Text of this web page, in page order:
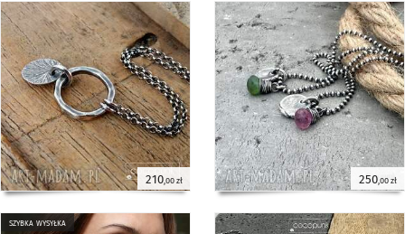
4 lutego 2026
Naszyjnik jest gustownym dodatkiem
do każdej stylizacji, zarówno
codziennej, jak i eleganckiej, a
w komplecie z bransoletką tworzy
idealny mariaż. Cocopunk to
zdecydowanie mój ulubiony artysta.
Polecam!!!
Gabriela
4 lutego 2026
nieregularna perła i srebro 925-
bransoletka - Cocopunk
Bransoletka jest bardzo gustowna,
pięknie prezentuje się na ręce.
Pasuje do codziennych stylizacji i na
z naszyjnikiem tworzy udany komplet.
Cocopunk to zdecydowanie mój
210,00 zł 250,00 zł
szybka wysyłka